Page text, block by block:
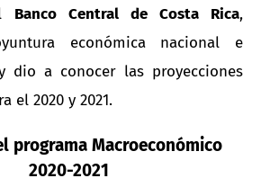
Banco Central de Costa Rica,
económica nacional e
dio a conocer las proyecciones
el 2020 y 2021.
programa Macroeconómico
2020-2021